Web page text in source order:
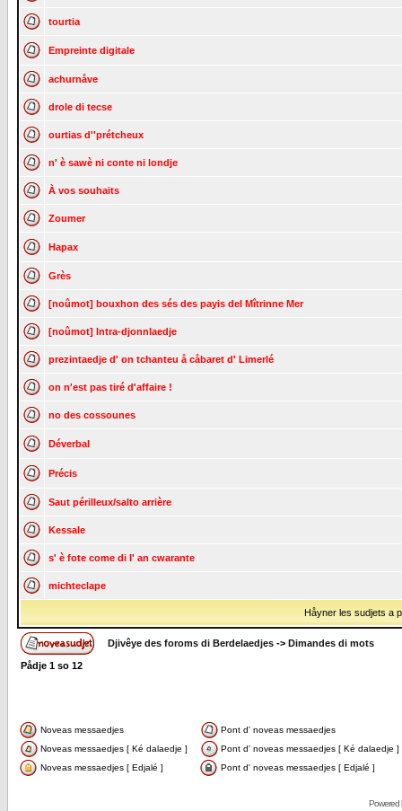
tourtia
Empreinte digitale
achurnåve
drole di tecse
ourtias d''prétcheux
n' è sawè ni conte ni londje
À vos souhaits
Zoumer
Hapax
Grès
[noûmot] bouxhon des sés des payis del Mîtrinne Mer
[noûmot] Intra-djonnlaedje
prezintaedje d' on tchanteu å cåbaret d' Limerlé
on n'est pas tiré d'affaire !
no des cossounes
Déverbal
Précis
Saut périlleux/salto arrière
Kessale
s' è fote come di l' an cwarante
michteclape
Håyner les sudjets a
Djivêye des foroms di Berdelaedjes -> Dimandes di mots
Pådje 1 so 12
Noveas messaedjes
Pont d' noveas messaedjes
Noveas messaedjes [ Ké dalaedje ]
Pont d' noveas messaedjes [ Ké dalaedje ]
Noveas messaedjes [ Edjalé ]
Pont d' noveas messaedjes [ Edjalé ]
Powered